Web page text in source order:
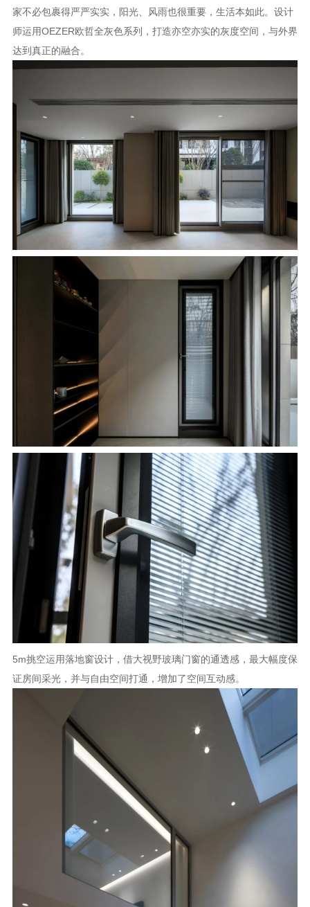
家不必包裹得严严实实，阳光、风雨也很重要，生活本如此。设计
师运用OEZER欧哲全灰色系列，打造亦空亦实的灰度空间，与外界
达到真正的融合。
5m挑空运用落地窗设计，借大视野玻璃门窗的通透感，最大幅度保
证房间采光，并与自由空间打通，增加了空间互动感。